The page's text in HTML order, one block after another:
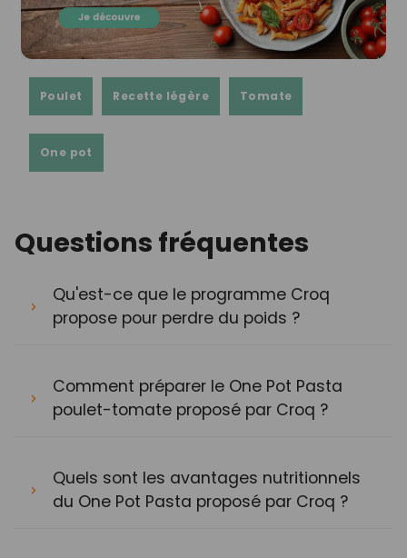
Poulet Recette légère Tomate
One pot
Questions fréquentes
Qu'est-ce que le programme Croq
propose pour perdre du poids ?
Comment préparer le One Pot Pasta
poulet-tomate proposé par Croq ?
Quels sont les avantages nutritionnels
du One Pot Pasta proposé par Croq ?